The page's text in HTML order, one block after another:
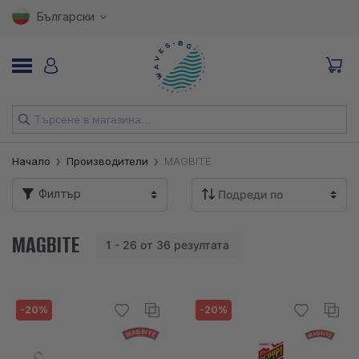
Български
НОВИ
ВЪДИЦИ
КУКИ
Начало Производители MAGBITE
Филтър
MAGBITE 1 - 26 от 36 резултата
-20% -20%